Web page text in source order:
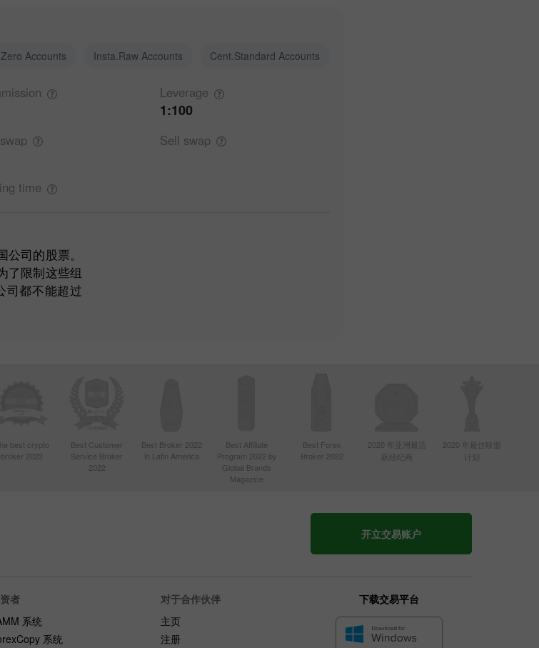
Accounts Insta.Raw Accounts Cent.Standard Accounts
Leverage
1:100
swap Sell swap
time
司的股票。
了限制这些组
司都不能超过
best crypto
broker 2022
Best Customer
Service Broker
2022
Best Broker 2022
in Latin America
Best Affiliate
Program 2022 by
Global Brands
Magazine
Best Forex
Broker 2022
2020 年亚洲最活
跃经纪商
2020 年最佳联盟
计划
开立交易账户
者
系统
系统
对于合作伙伴
主页
注册
下载交易平台